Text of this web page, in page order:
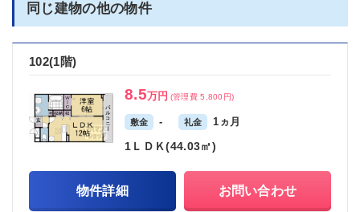
同じ建物の他の物件
102(1階)
8.5万円 (管理費 5,800円)
敷金 - 礼金 1ヵ月
1ＬＤＫ(44.03㎡)
物件詳細 お問い合わせ